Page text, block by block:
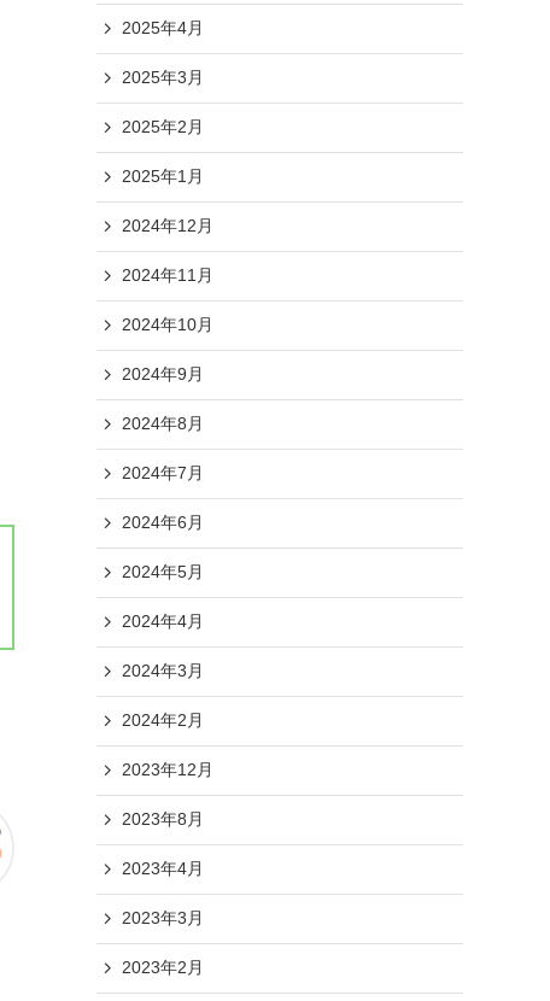
2025年4月
2025年3月
2025年2月
2025年1月
2024年12月
2024年11月
2024年10月
2024年9月
2024年8月
2024年7月
2024年6月
2024年5月
2024年4月
2024年3月
2024年2月
2023年12月
2023年8月
2023年4月
2023年3月
2023年2月